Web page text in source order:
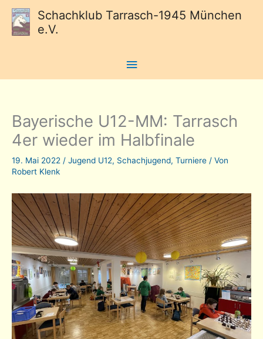
Schachklub Tarrasch-1945 München
e.V.
Hauptmenü
Bayerische U12-MM: Tarrasch
4er wieder im Halbfinale
19. Mai 2022 / Jugend U12, Schachjugend, Turniere / Von
Robert Klenk